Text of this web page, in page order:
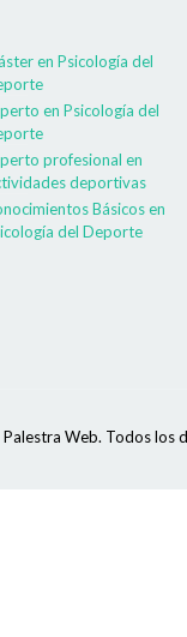
en Psicología del
en Psicología del
profesional en
deportivas
Básicos en
del Deporte
Web. Todos los